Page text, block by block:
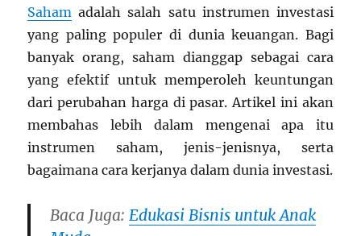
Saham adalah salah satu instrumen investasi
yang paling populer di dunia keuangan. Bagi
banyak orang, saham dianggap sebagai cara
yang efektif untuk memperoleh keuntungan
dari perubahan harga di pasar. Artikel ini akan
membahas lebih dalam mengenai apa itu
instrumen saham, jenis-jenisnya, serta
bagaimana cara kerjanya dalam dunia investasi.
Baca Juga: Edukasi Bisnis untuk Anak